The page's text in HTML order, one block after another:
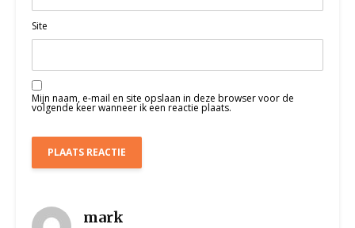
Site
Mijn naam, e-mail en site opslaan in deze browser voor de
volgende keer wanneer ik een reactie plaats.
mark